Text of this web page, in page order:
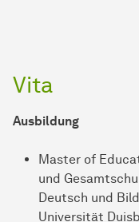
Vita
Ausbildung
Master of
und
Deutsch und
Universität